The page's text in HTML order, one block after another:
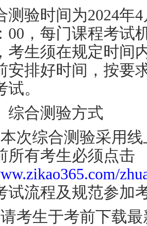
验时间为2024年
00，每门课程考试
考生须在规定时间
安排好时间，按要
。
综合测验方式
次综合测验采用
所有考生必须点击
试流程及规范参加
考生于考前下载